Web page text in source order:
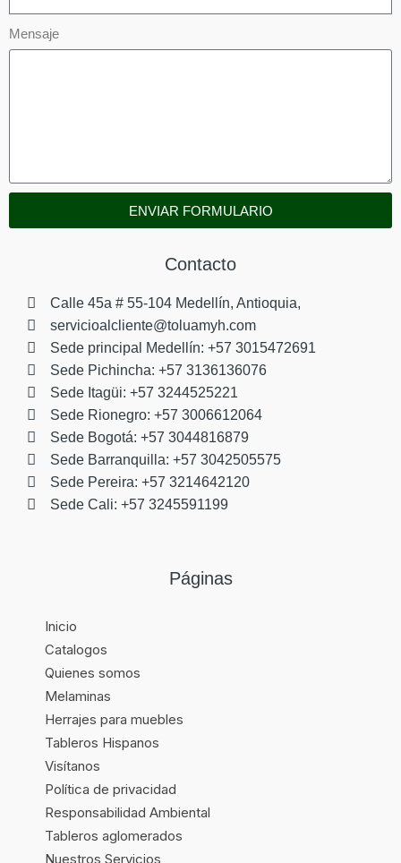
Mensaje
ENVIAR FORMULARIO
Contacto
Calle 45a # 55-104 Medellín, Antioquia,
servicioalcliente@toluamyh.com
Sede principal Medellín: +57 3015472691
Sede Pichincha: +57 3136136076
Sede Itagüi: +57 3244525221
Sede Rionegro: +57 3006612064
Sede Bogotá: +57 3044816879
Sede Barranquilla: +57 3042505575
Sede Pereira: +57 3214642120
Sede Cali: +57 3245591199
Páginas
Inicio
Catalogos
Quienes somos
Melaminas
Herrajes para muebles
Tableros Hispanos
Visítanos
Política de privacidad
Responsabilidad Ambiental
Tableros aglomerados
Nuestros Servicios